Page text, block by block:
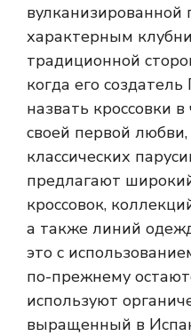
вулканизированной
характерным
традиционной
когда его
назвать кроссовки
своей первой
классических
предлагают
кроссовок,
а также линий
это с
по-прежнему
используют
выращенный в